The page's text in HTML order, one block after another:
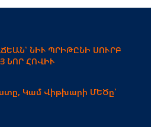
ՆԻՒ ՊՐԻԹԸՆԻ ՍՈՒՐԲ
ՆՈՐ ՀՈՎԻՒ
Կամ Վիթխարի ՄԵԾը՝